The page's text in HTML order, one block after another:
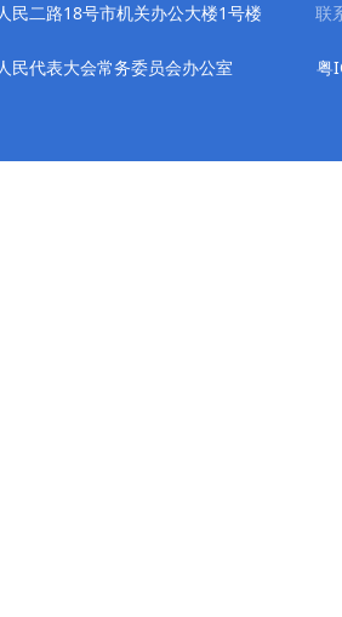
民二路18号市机关办公大楼1号楼 联
民代表大会常务委员会办公室 粤